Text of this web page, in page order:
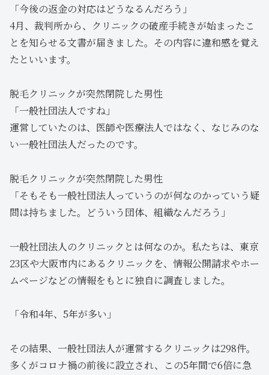
「今後の返金の対応はどうなるんだろう」
4月、裁判所から、クリニックの破産手続きが始まったこ
とを知らせる文書が届きました。その内容に違和感を覚え
たといいます。
脱毛クリニックが突然閉院した男性
「一般社団法人ですね」
運営していたのは、医師や医療法人ではなく、なじみのな
い一般社団法人だったのです。
脱毛クリニックが突然閉院した男性
「そもそも一般社団法人っていうのが何なのかっていう疑
問は持ちました。どういう団体、組織なんだろう」
一般社団法人のクリニックとは何なのか。私たちは、東京
23区や大阪市内にあるクリニックを、情報公開請求やホー
ムページなどの情報をもとに独自に調査しました。
「令和4年、5年が多い」
その結果、一般社団法人が運営するクリニックは298件。
多くがコロナ禍の前後に設立され、この5年間で6倍に急